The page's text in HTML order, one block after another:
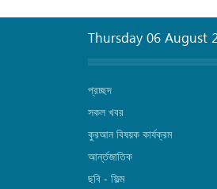
Thursday 06 August
প্রচ্ছদ
সকল খবর
কুরআন বিষয়ক কার্যক্রম
আর্ন্তজাতিক
ছবি‎ - ফিল্ম